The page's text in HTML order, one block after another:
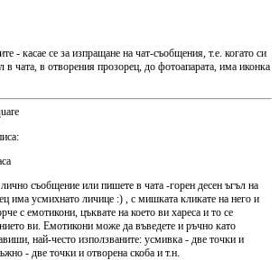
- касае се за изпращане на чат-съобщения, т.е. когато си
в чата, в отворения прозорец, до фотоапарата, има иконка
съобщение или пишете в чата -горен десен ъгъл на
има усмихнато личице :) , с мишката кликате на него и
с емотикони, цъквате на което ви хареса и то се
ви. Емотикони може да въведете и ръчно като
най-често използваните: усмивка - две точки и
- две точки и отворена скоба и т.н.